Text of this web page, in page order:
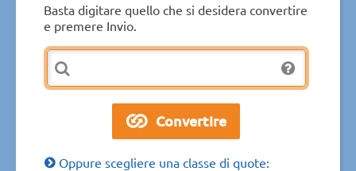
Basta digitare quello che si desidera convertire
e premere Invio.
Oppure scegliere una classe di quote: